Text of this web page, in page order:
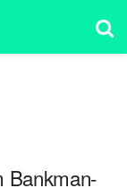
Bankman-